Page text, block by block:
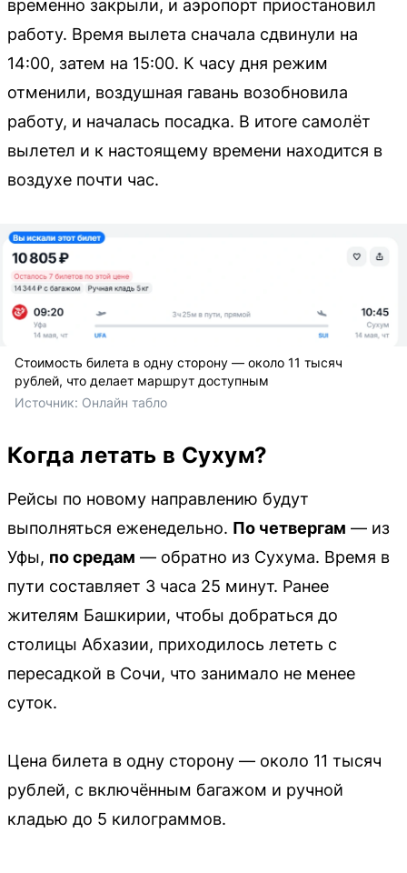
временно закрыли, и аэропорт приостановил
работу. Время вылета сначала сдвинули на
14:00, затем на 15:00. К часу дня режим
отменили, воздушная гавань возобновила
работу, и началась посадка. В итоге самолёт
вылетел и к настоящему времени находится в
воздухе почти час.
Стоимость билета в одну сторону — около 11 тысяч
рублей, что делает маршрут доступным
Источник: Онлайн табло
Когда летать в Сухум?
Рейсы по новому направлению будут
выполняться еженедельно. По четвергам — из
Уфы, по средам — обратно из Сухума. Время в
пути составляет 3 часа 25 минут. Ранее
жителям Башкирии, чтобы добраться до
столицы Абхазии, приходилось лететь с
пересадкой в Сочи, что занимало не менее
суток.
Цена билета в одну сторону — около 11 тысяч
рублей, с включённым багажом и ручной
кладью до 5 килограммов.